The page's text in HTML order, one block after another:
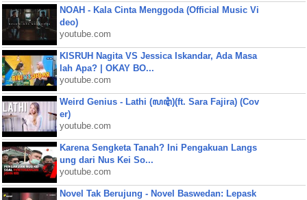
NOAH - Kala Cinta Menggoda (Official Music Vi
deo)
youtube.com
KISRUH Nagita VS Jessica Iskandar, Ada Masa
lah Apa? | OKAY BO...
youtube.com
Weird Genius - Lathi (ꦭꦛꦶ)(ft. Sara Fajira) (Cov
er)
youtube.com
Karena Sengketa Tanah? Ini Pengakuan Langs
ung dari Nus Kei So...
youtube.com
Novel Tak Berujung - Novel Baswedan: Lepask